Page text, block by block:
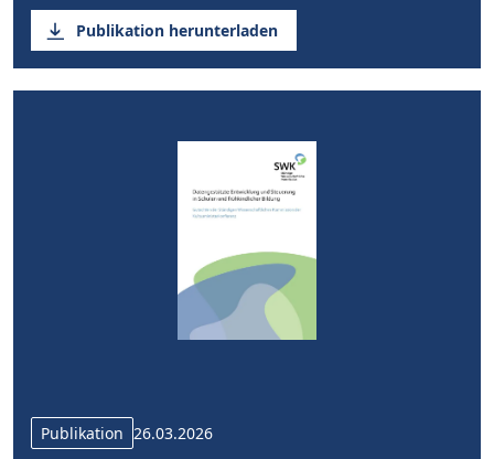
Publikation herunterladen
Publikation 26.03.2026